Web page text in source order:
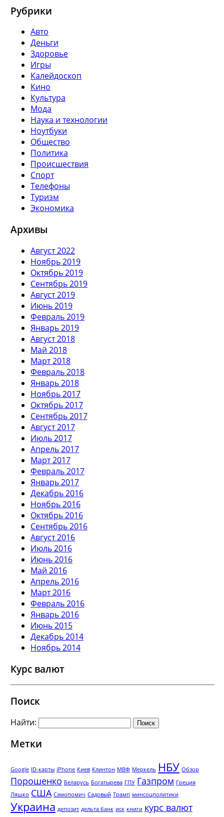
Рубрики
Авто
Деньги
Здоровье
Игры
Калейдоскоп
Кино
Культура
Мода
Наука и технологии
Ноутбуки
Общество
Политика
Происшествия
Спорт
Телефоны
Туризм
Экономика
Архивы
Август 2022
Ноябрь 2019
Октябрь 2019
Сентябрь 2019
Август 2019
Июнь 2019
Февраль 2019
Январь 2019
Август 2018
Май 2018
Март 2018
Февраль 2018
Январь 2018
Ноябрь 2017
Октябрь 2017
Сентябрь 2017
Август 2017
Июль 2017
Апрель 2017
Март 2017
Февраль 2017
Январь 2017
Декабрь 2016
Ноябрь 2016
Октябрь 2016
Сентябрь 2016
Август 2016
Июль 2016
Июнь 2016
Май 2016
Апрель 2016
Март 2016
Февраль 2016
Январь 2016
Июнь 2015
Декабрь 2014
Ноябрь 2014
Курс валют
Поиск
Найти:
Метки
Google ID-карты iPhone Киев Клинтон МВФ Меркель НБУ Обзор
Порошенко Беларусь Богатырева ГПУ Газпром Греция
Ляшко США Самопомич Садовый Трамп минсоцполитики
Украина депозит дельта банк иск книги курс валют